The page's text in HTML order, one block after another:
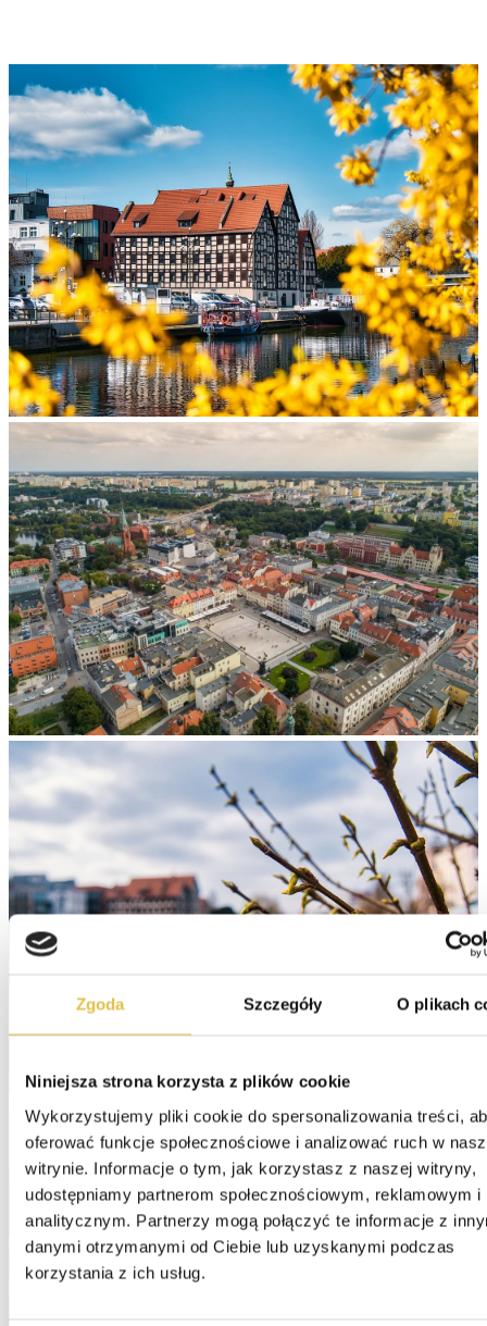
Zgoda Szczegóły O plikach
Niniejsza strona korzysta z plików cookie
Wykorzystujemy pliki cookie do spersonalizowania treści,
oferować funkcje społecznościowe i analizować ruch w
witrynie. Informacje o tym, jak korzystasz z naszej witryny,
udostępniamy partnerom społecznościowym, reklamowym i
analitycznym. Partnerzy mogą połączyć te informacje z
danymi otrzymanymi od Ciebie lub uzyskanymi podczas
korzystania z ich usług.